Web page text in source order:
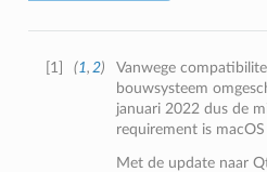
[1 ] (1, 2)
Vanwege
bouwsysteem
januari 2022 dus de
requirement is
Met de update naar